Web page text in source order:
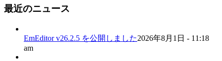
最近のニュース
EmEditor v26.2.5 を公開しました2026年8月1日 - 11:18
am